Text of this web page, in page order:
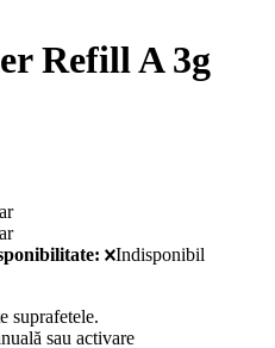
Refill A 3g
Indisponibil
suprafetele.
sau activare